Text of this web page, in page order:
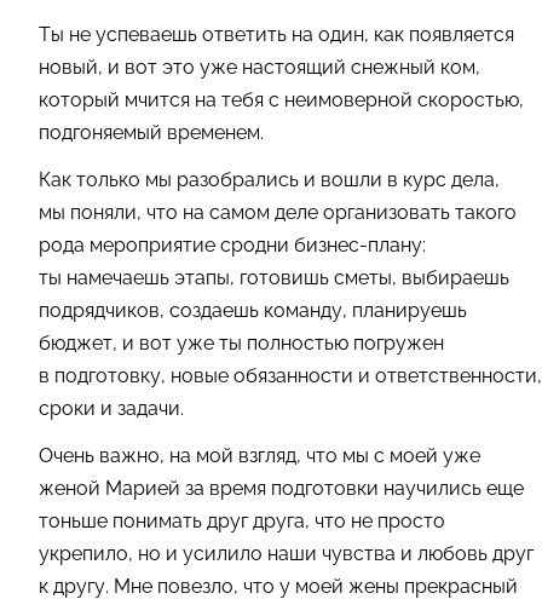
Ты не успеваешь ответить на один, как появляется
новый, и вот это уже настоящий снежный ком,
который мчится на тебя с неимоверной скоростью,
подгоняемый временем.
Как только мы разобрались и вошли в курс дела,
мы поняли, что на самом деле организовать такого
рода мероприятие сродни бизнес-плану:
ты намечаешь этапы, готовишь сметы, выбираешь
подрядчиков, создаешь команду, планируешь
бюджет, и вот уже ты полностью погружен
в подготовку, новые обязанности и ответственности,
сроки и задачи.
Очень важно, на мой взгляд, что мы с моей уже
женой Марией за время подготовки научились еще
тоньше понимать друг друга, что не просто
укрепило, но и усилило наши чувства и любовь друг
к другу. Мне повезло, что у моей жены прекрасный